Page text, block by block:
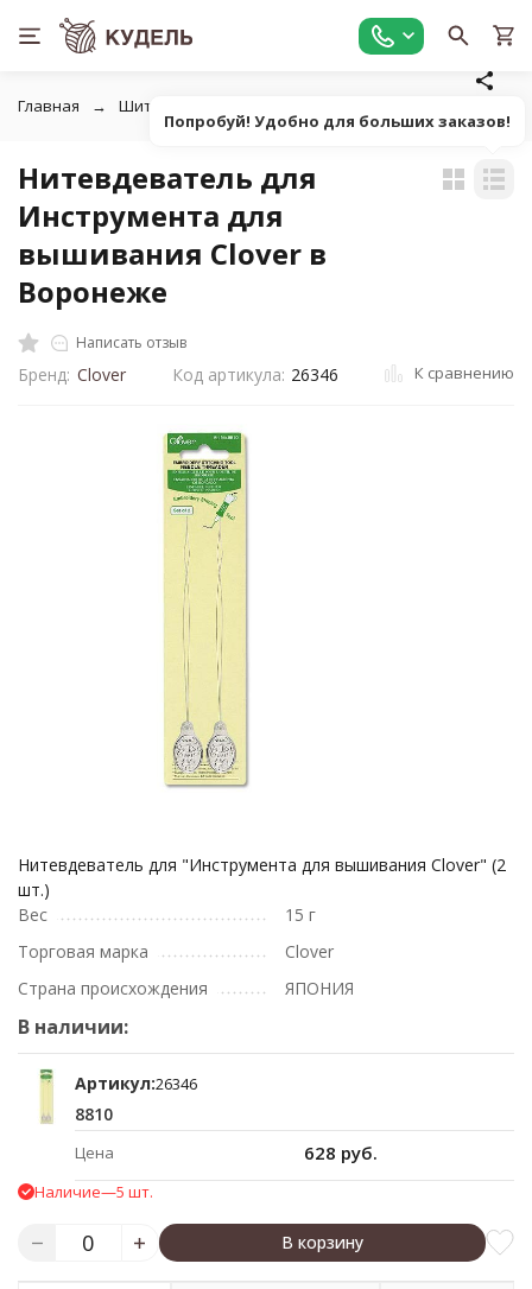
Главная Шитье
Нитевдеватель для
Инструмента для
вышивания Clover в
Воронеже
Написать отзыв
Бренд: Clover Код артикула: 26346 К сравнению
Нитевдеватель для "Инструмента для вышивания Clover" (2
шт.)
Вес
15 г
Торговая марка
Clover
Страна происхождения
ЯПОНИЯ
В наличии:
Артикул:26346
8810
Цена 628 руб.
Наличие—5 шт.
В корзину
Попробуй! Удобно для больших заказов!